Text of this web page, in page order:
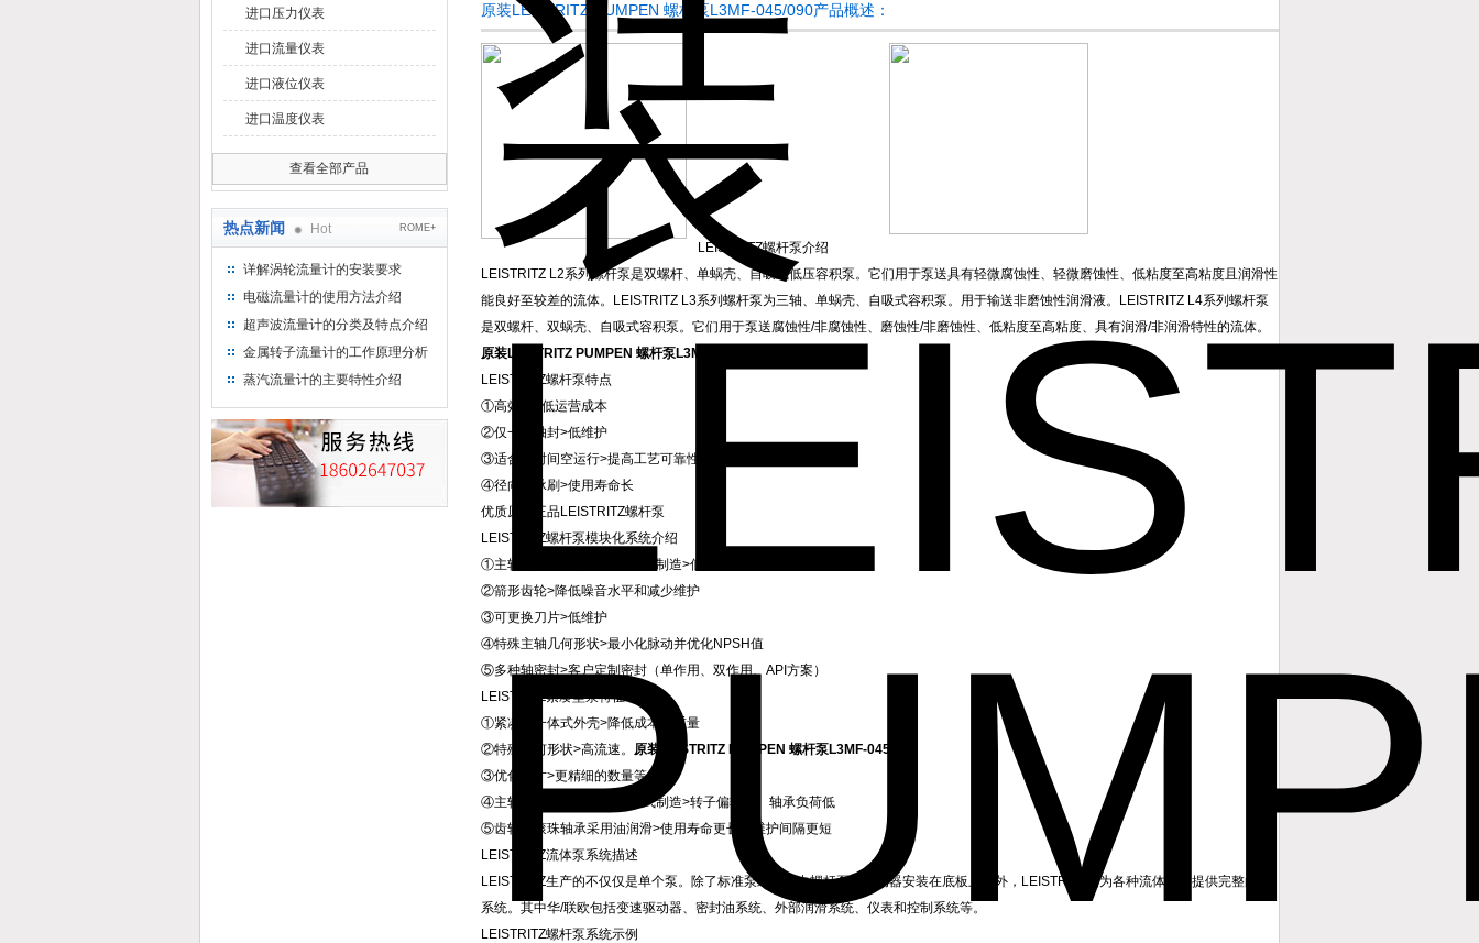
进口压力仪表
进口流量仪表
进口液位仪表
进口温度仪表
查看全部产品
热点新闻 Hot ROME+
详解涡轮流量计的安装要求
电磁流量计的使用方法介绍
超声波流量计的分类及特点介绍
金属转子流量计的工作原理分析
蒸汽流量计的主要特性介绍
原装LEISTRITZ PUMPEN 螺杆泵L3MF-045/090产品概述：
LEISTRITZ螺杆泵介绍
LEISTRITZ L2系列螺杆泵是双螺杆、单蜗壳、自吸式低压容积泵。它们用于泵送具有轻微腐蚀性、轻微磨蚀性、低粘度至高粘度且润滑性
能良好至较差的流体。LEISTRITZ L3系列螺杆泵为三轴、单蜗壳、自吸式容积泵。用于输送非磨蚀性润滑液。LEISTRITZ L4系列螺杆泵
是双螺杆、双蜗壳、自吸式容积泵。它们用于泵送腐蚀性/非腐蚀性、磨蚀性/非磨蚀性、低粘度至高粘度、具有润滑/非润滑特性的流体。
原装LEISTRITZ PUMPEN 螺杆泵L3MF-045/090
LEISTRITZ螺杆泵特点
①高效率>低运营成本
②仅一个轴封>低维护
③适合短时间空运行>提高工艺可靠性
④径向轴承刷>使用寿命长
优质原装正品LEISTRITZ螺杆泵
LEISTRITZ螺杆泵模块化系统介绍
①主轴（轴/转子）采用一体式制造>低转子偏转和非接触式设计
②箭形齿轮>降低噪音水平和减少维护
③可更换刀片>低维护
④特殊主轴几何形状>最小化脉动并优化NPSH值
⑤多种轴密封>客户定制密封（单作用、双作用、API方案）
LEISTRITZ紧凑型泵特征
①紧凑型一体式外壳>降低成本和重量
②特殊几何形状>高流速。 原装LEISTRITZ PUMPEN 螺杆泵L3MF-045/090
③优化尺寸>更精细的数量等级
④主轴（轴/转子）采用一体式制造>转子偏转小、轴承负荷低
⑤齿轮和滚珠轴承采用油润滑>使用寿命更长、维护间隔更短
LEISTRITZ流体泵系统描述
LEISTRITZ生产的不仅仅是单个泵。除了标准泵组（其中螺杆泵和驱动器安装在底板上）外，LEISTRITZ还为各种流体应用提供完整的泵
系统。其中华/联欧包括变速驱动器、密封油系统、外部润滑系统、仪表和控制系统等。
LEISTRITZ螺杆泵系统示例